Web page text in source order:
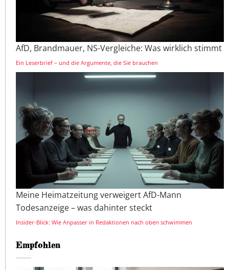
AfD, Brandmauer, NS-Vergleiche: Was wirklich stimmt
Ein Leserbrief – und die Argumente, die Sie brauchen
Meine Heimatzeitung verweigert AfD-Mann
Todesanzeige – was dahinter steckt
Insider-Blick: Wie Anpasser in Redaktionen nach oben schwimmen
Empfohlen